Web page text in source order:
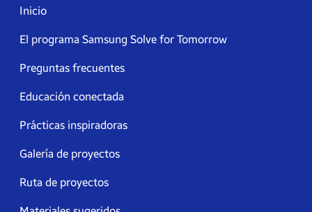
Inicio
El programa Samsung Solve for Tomorrow
Preguntas frecuentes
Educación conectada
Prácticas inspiradoras
Galería de proyectos
Ruta de proyectos